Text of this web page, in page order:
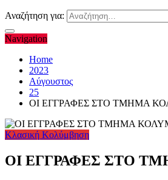
Αναζήτηση για:
Navigation
Home
2023
Αύγουστος
25
ΟΙ ΕΓΓΡΑΦΕΣ ΣΤΟ ΤΜΗΜΑ
Κλασική Κολύμβηση
ΟΙ ΕΓΓΡΑΦΕΣ ΣΤΟ